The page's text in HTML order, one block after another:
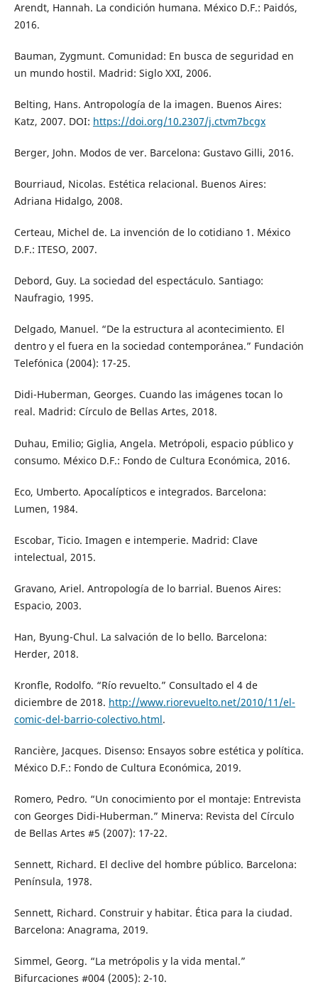
Arendt, Hannah. La condición humana. México D.F.: Paidós,
2016.
Bauman, Zygmunt. Comunidad: En busca de seguridad en
un mundo hostil. Madrid: Siglo XXI, 2006.
Belting, Hans. Antropología de la imagen. Buenos Aires:
Katz, 2007. DOI: https://doi.org/10.2307/j.ctvm7bcgx
Berger, John. Modos de ver. Barcelona: Gustavo Gilli, 2016.
Bourriaud, Nicolas. Estética relacional. Buenos Aires:
Adriana Hidalgo, 2008.
Certeau, Michel de. La invención de lo cotidiano 1. México
D.F.: ITESO, 2007.
Debord, Guy. La sociedad del espectáculo. Santiago:
Naufragio, 1995.
Delgado, Manuel. “De la estructura al acontecimiento. El
dentro y el fuera en la sociedad contemporánea.” Fundación
Telefónica (2004): 17-25.
Didi-Huberman, Georges. Cuando las imágenes tocan lo
real. Madrid: Círculo de Bellas Artes, 2018.
Duhau, Emilio; Giglia, Angela. Metrópoli, espacio público y
consumo. México D.F.: Fondo de Cultura Económica, 2016.
Eco, Umberto. Apocalípticos e integrados. Barcelona:
Lumen, 1984.
Escobar, Ticio. Imagen e intemperie. Madrid: Clave
intelectual, 2015.
Gravano, Ariel. Antropología de lo barrial. Buenos Aires:
Espacio, 2003.
Han, Byung-Chul. La salvación de lo bello. Barcelona:
Herder, 2018.
Kronfle, Rodolfo. “Río revuelto.” Consultado el 4 de
diciembre de 2018. http://www.riorevuelto.net/2010/11/el-
comic-del-barrio-colectivo.html.
Rancière, Jacques. Disenso: Ensayos sobre estética y política.
México D.F.: Fondo de Cultura Económica, 2019.
Romero, Pedro. “Un conocimiento por el montaje: Entrevista
con Georges Didi-Huberman.” Minerva: Revista del Círculo
de Bellas Artes #5 (2007): 17-22.
Sennett, Richard. El declive del hombre público. Barcelona:
Península, 1978.
Sennett, Richard. Construir y habitar. Ética para la ciudad.
Barcelona: Anagrama, 2019.
Simmel, Georg. “La metrópolis y la vida mental.”
Bifurcaciones #004 (2005): 2-10.